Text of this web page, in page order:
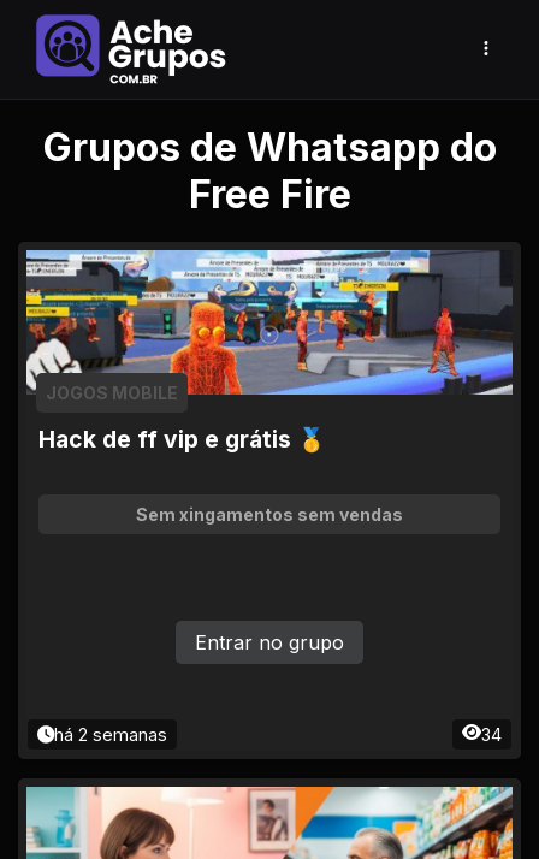
Grupos de Whatsapp do
Free Fire
Hack de ff vip e grátis 🥇
JOGOS MOBILE
Sem xingamentos sem vendas
há 2 semanas 34
Entrar no grupo